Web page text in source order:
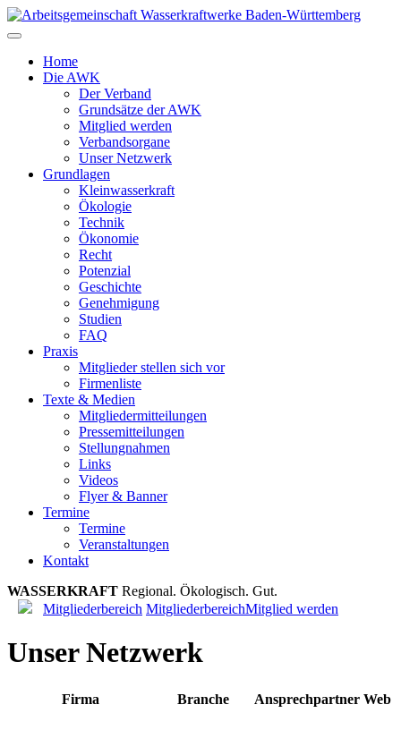
Zum
Inhalt
Home
Die AWK
Der Verband
Grundsätze der AWK
Mitglied werden
Verbandsorgane
Unser Netzwerk
Grundlagen
Kleinwasserkraft
Ökologie
Technik
Ökonomie
Recht
Potenzial
Geschichte
Genehmigung
Studien
FAQ
Praxis
Mitglieder stellen sich vor
Firmenliste
Texte & Medien
Mitgliedermitteilungen
Pressemitteilungen
Stellungnahmen
Links
Videos
Flyer & Banner
Termine
Termine
Veranstaltungen
Kontakt
WASSERKRAFT Regional. Ökologisch. Gut.
Mitgliederbereich MitgliederbereichMitglied werden
Unser Netzwerk
Firma Branche Ansprechpartner Web